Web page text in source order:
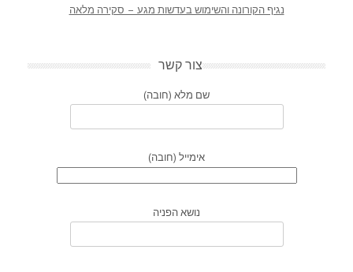
נגיף הקורונה והשימוש בעדשות מגע – סקירה מלאה
צור קשר
שם מלא (חובה)
אימייל (חובה)
נושא הפניה